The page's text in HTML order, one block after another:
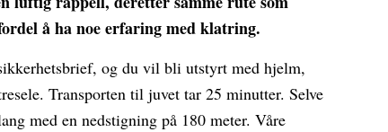
å ha noe erfaring med klatring.
og du vil bli utstyrt med hjelm,
Transporten til juvet tar 25 minutter. Selve
med en nedstigning på 180 meter. Våre